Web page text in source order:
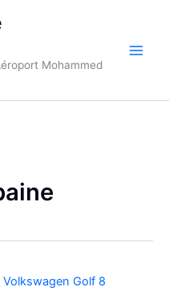
Mohammed